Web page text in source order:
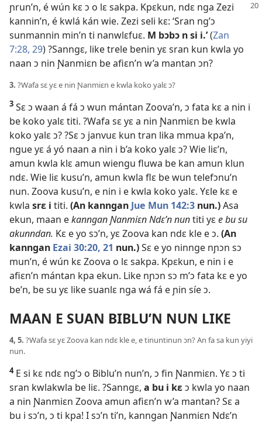
ɲrun’n, é wún kɛ ɔ o lɛ sakpa. Kpɛkun, ndɛ nga Zezi
kannin’n, é kwlá kán wie. Zezi seli kɛ: ‘Sran ng’ɔ
sunmannin min’n ti nanwlɛfuɛ. M bɔbɔ n si i.’(Zan
7:28, 29) ?Sanngɛ, like trele benin yɛ sran kun kwla yo
naan ɔ nin Ɲanmiɛn be afiɛn’n w’a mantan ɔn?
3. ?Wafa sɛ yɛ e nin Ɲanmiɛn e kwla koko yalɛ ɔ?
3 Sɛ ɔ waan á fá ɔ wun mántan Zoova’n, ɔ fata kɛ a nin i
be koko yalɛ titi. ?Wafa sɛ yɛ a nin Ɲanmiɛn be kwla
koko yalɛ ɔ? ?Sɛ ɔ janvuɛ kun tran lika mmua kpa’n,
ngue yɛ á yó naan a nin i b’a koko yalɛ ɔ? Wie liɛ’n,
amun kwla klɛ amun wiengu fluwa be kan amun klun
ndɛ. Wie liɛ kusu’n, amun kwla flɛ be wun telefɔnu’n
nun. Zoova kusu’n, e nin i e kwla koko yalɛ. Yɛle kɛ e
kwla srɛ i titi. (An kanngan Jue Mun 142:3 nun.)Asa
ekun, maan ekanngan Ɲanmiɛn Ndɛ’n nuntiti yɛe bu su
akunndan. Kɛ e yo sɔ’n, yɛ Zoova kan ndɛ kle e ɔ. (An
kanngan Ezai 30:20, 21 nun.)Sɛ e yo ninnge nɲɔn sɔ
mun’n, é wún kɛ Zoova o lɛ sakpa. Kpɛkun, e nin i e
afiɛn’n mántan kpa ekun. Like nɲɔn sɔ m’ɔ fata kɛ e yo
be’n, be su yɛ like suanlɛ nga wá fá e ɲin síe ɔ.
MAAN E SUAN BIBLU’N NUN LIKE
4, 5. ?Wafa sɛ yɛ Zoova kan ndɛ kle e, e tinuntinun ɔn? An fa sa kun yiyi
nun.
4E si kɛ ndɛ ng’ɔ o Biblu’n nun’n, ɔ fin Ɲanmiɛn. Yɛ ɔ ti
sran kwlakwla be liɛ. ?Sanngɛ, a bu i kɛɔ kwla yo naan
a nin Ɲanmiɛn Zoova amun afiɛn’n w’a mantan? Sɛ a
bu i sɔ’n, ɔ ti kpa! I sɔ’n ti’n, kanngan Ɲanmiɛn Ndɛ’n